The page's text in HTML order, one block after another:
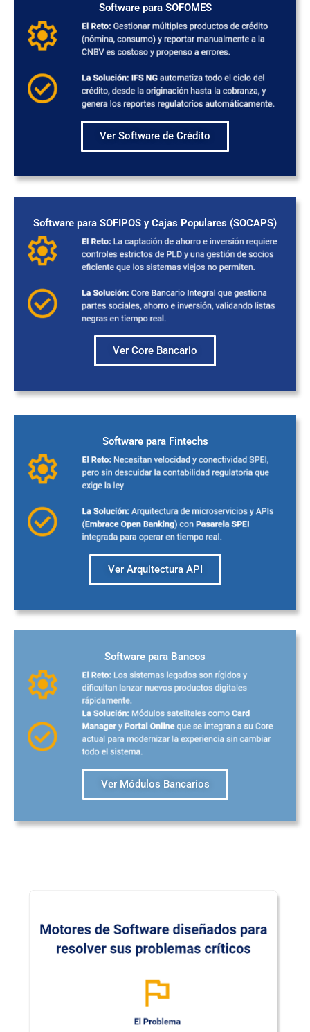
Software para SOFOMES
Ver Software de Crédito
Software para SOFIPOS y Cajas Populares (SOCAPS)
Ver Core Bancario
Software para Fintechs
Ver Arquitectura API
Software para Bancos
Ver Módulos Bancarios